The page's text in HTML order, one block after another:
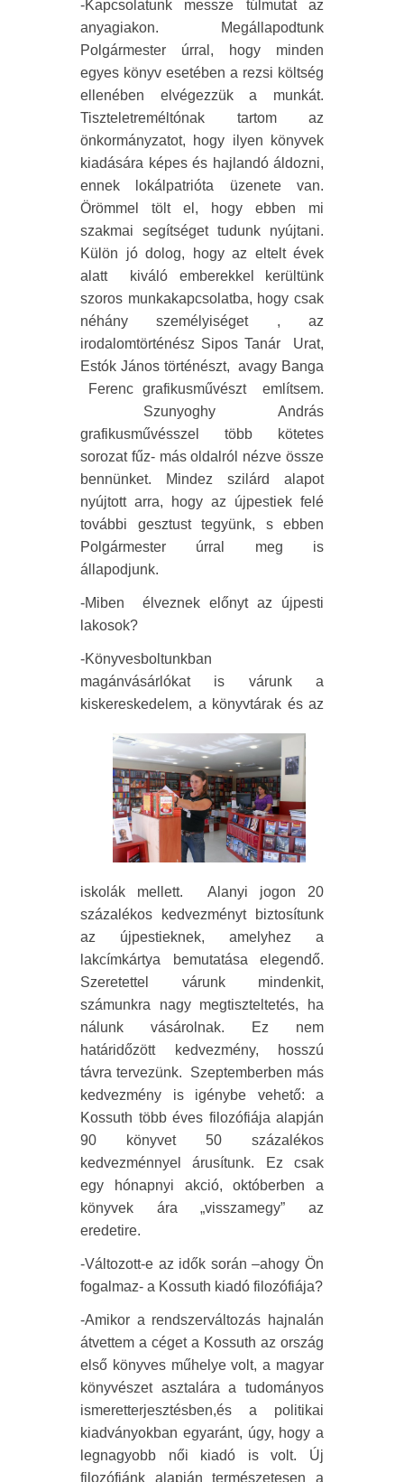
-Kapcsolatunk messze túlmutat az
anyagiakon. Megállapodtunk
Polgármester úrral, hogy minden
egyes könyv esetében a rezsi költség
ellenében elvégezzük a munkát.
Tiszteletreméltónak tartom az
önkormányzatot, hogy ilyen könyvek
kiadására képes és hajlandó áldozni,
ennek lokálpatrióta üzenete van.
Örömmel tölt el, hogy ebben mi
szakmai segítséget tudunk nyújtani.
Külön jó dolog, hogy az eltelt évek
alatt
kiváló emberekkel kerültünk
szoros munkakapcsolatba, hogy csak
néhány személyiséget , az
irodalomtörténész Sipos Tanár
Urat,
Estók János történészt,
avagy Banga
Ferenc grafikusművészt
említsem.
Szunyoghy András
grafikusművésszel több kötetes
sorozat fűz- más oldalról nézve össze
bennünket. Mindez szilárd alapot
nyújtott arra, hogy az újpestiek felé
további gesztust tegyünk, s ebben
Polgármester úrral meg is
állapodjunk.
-Miben
élveznek előnyt az újpesti
lakosok?
-Könyvesboltunkban
magánvásárlókat is várunk a
kiskereskedelem, a könyvtárak és az
iskolák mellett.
Alanyi jogon 20
százalékos kedvezményt biztosítunk
az újpestieknek, amelyhez a
lakcímkártya bemutatása elegendő.
Szeretettel várunk mindenkit,
számunkra nagy megtiszteltetés, ha
nálunk vásárolnak. Ez nem
határidőzött kedvezmény, hosszú
távra tervezünk.
Szeptemberben más
kedvezmény is igénybe vehető: a
Kossuth több éves filozófiája alapján
90 könyvet 50 százalékos
kedvezménnyel árusítunk. Ez csak
egy hónapnyi akció, októberben a
könyvek ára „visszamegy” az
eredetire.
-Változott-e az idők során –ahogy Ön
fogalmaz- a Kossuth kiadó filozófiája?
-Amikor a rendszerváltozás hajnalán
átvettem a céget a Kossuth az ország
első könyves műhelye volt, a magyar
könyvészet asztalára a tudományos
ismeretterjesztésben,és a politikai
kiadványokban egyaránt, úgy, hogy a
legnagyobb női kiadó is volt. Új
filozófiánk alapján természetesen a